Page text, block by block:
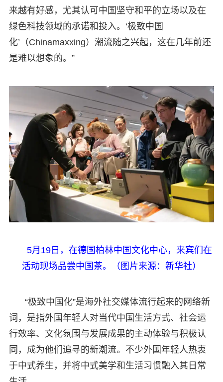
来越有好感，尤其认可中国坚守和平的立场以及在
绿色科技领域的承诺和投入。‘极致中国
化’（Chinamaxxing）潮流随之兴起，这在几年前还
是难以想象的。”
5月19日，在德国柏林中国文化中心，来宾们在
活动现场品尝中国茶。（图片来源：新华社）
“极致中国化”是海外社交媒体流行起来的网络新
词，是指外国年轻人对当代中国生活方式、社会运
行效率、文化氛围与发展成果的主动体验与积极认
同，成为他们追寻的新潮流。不少外国年轻人热衷
于中式养生，并将中式美学和生活习惯融入其日常